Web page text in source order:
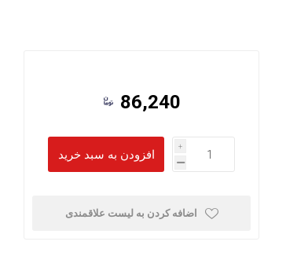
86,240
i
h
اضافه کردن به لیست علاقمندی